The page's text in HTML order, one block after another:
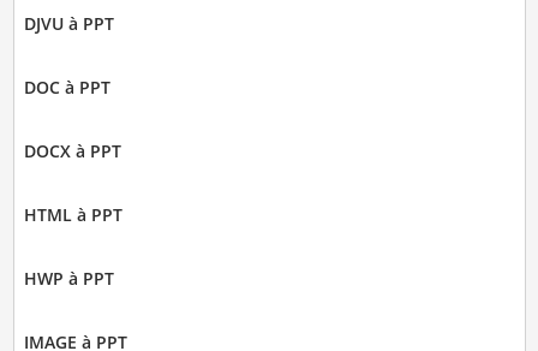
DJVU à PPT
DOC à PPT
DOCX à PPT
HTML à PPT
HWP à PPT
IMAGE à PPT